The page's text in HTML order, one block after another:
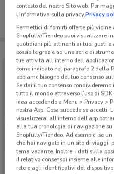
dal tuo cellulare.
Banco BPM
contesto del nostro Sito web. Per
l'Informativa sulla privacy.Privacy
Permettici di fornirti offerte più vicine
Shopfully/Tiendeo puoi visualizzare
quotidiani più attinenti ai tuoi gusti e
possibile grazie ad una serie di
tue attività all'interno
come indicato nel paragrafo 2 della
abbiamo bisogno del tuo consenso
Se dai il tuo consenso
tutto il mondo attraverso l’uso di
idea accedendo a Menu > Privacy >
nostra App. Cosa succede se accetti:
visualizzerai all'interno dell’app
alla tua cronologia di navigazione su
Shopfully/Tiendeo. Ad esempio, se
che hai navigato in un sito di viaggi,
tema vacanze. Inoltre, i dati sulla
il relativo consenso) insieme alle
rete e agli identificativi del